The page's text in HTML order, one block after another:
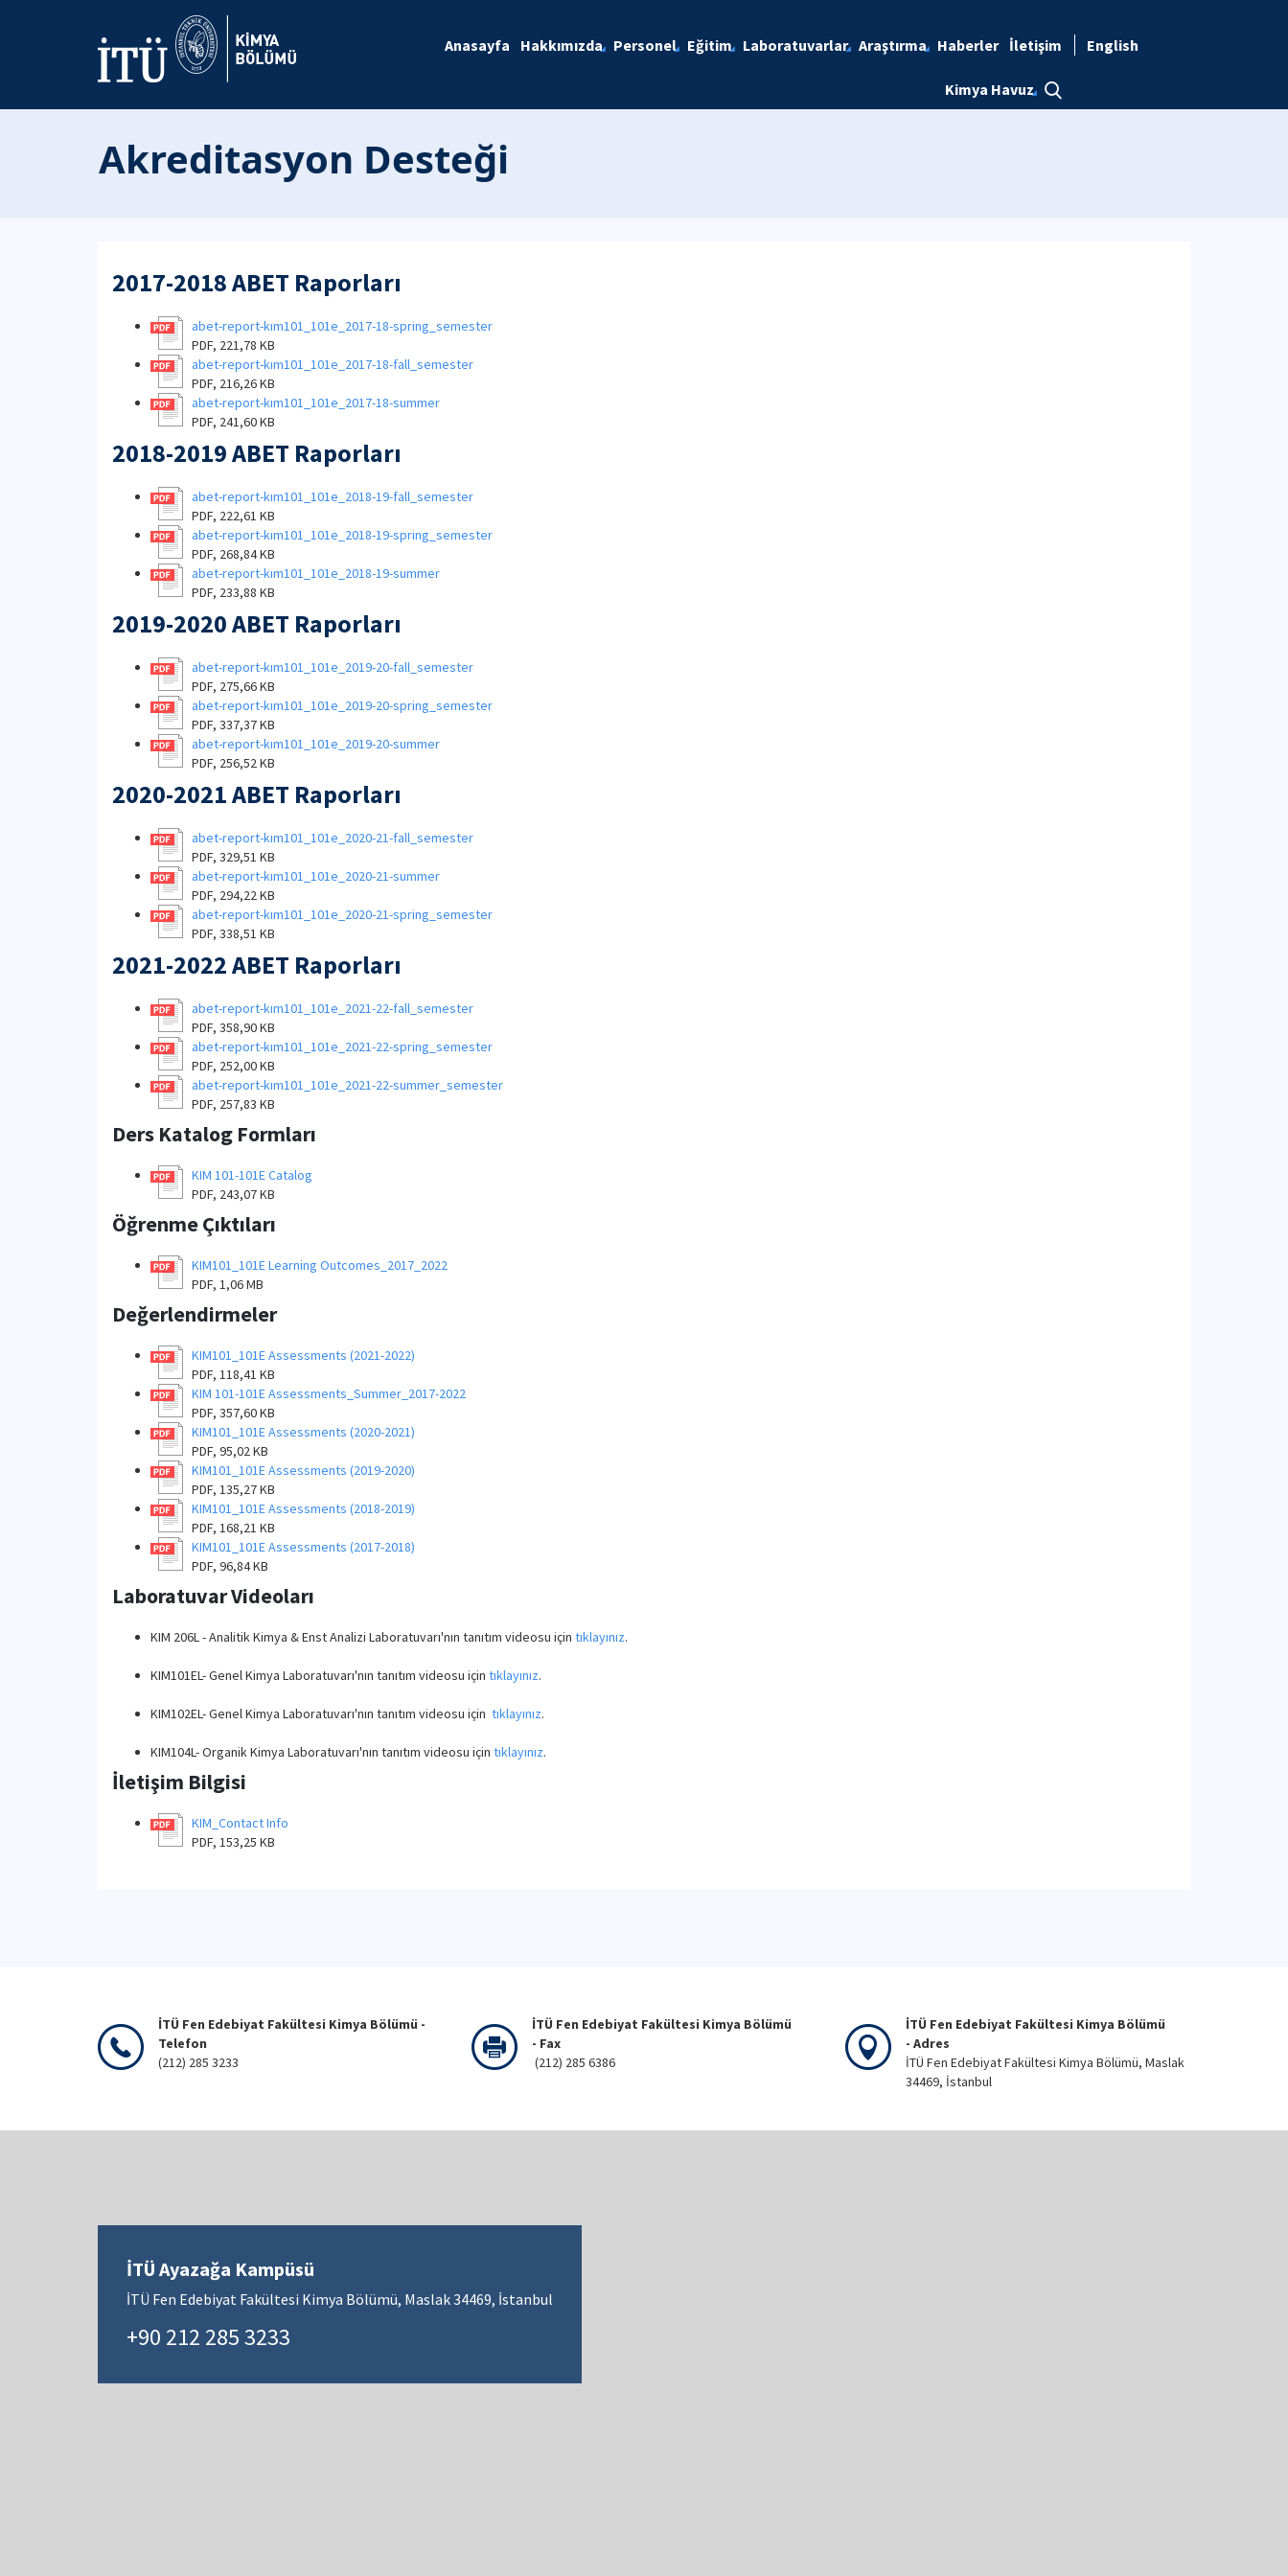
Anasayfa Hakkımızda Personel Eğitim Laboratuvarlar Araştırma Haberler İletişim
Kimya Havuz
English
Akreditasyon Desteği
2017-2018 ABET Raporları
abet-report-kım101_101e_2017-18-spring_semester
PDF, 221,78 KB
abet-report-kım101_101e_2017-18-fall_semester
PDF, 216,26 KB
abet-report-kım101_101e_2017-18-summer
PDF, 241,60 KB
2018-2019 ABET Raporları
abet-report-kım101_101e_2018-19-fall_semester
PDF, 222,61 KB
abet-report-kım101_101e_2018-19-spring_semester
PDF, 268,84 KB
abet-report-kım101_101e_2018-19-summer
PDF, 233,88 KB
2019-2020 ABET Raporları
abet-report-kım101_101e_2019-20-fall_semester
PDF, 275,66 KB
abet-report-kım101_101e_2019-20-spring_semester
PDF, 337,37 KB
abet-report-kım101_101e_2019-20-summer
PDF, 256,52 KB
2020-2021 ABET Raporları
abet-report-kım101_101e_2020-21-fall_semester
PDF, 329,51 KB
abet-report-kım101_101e_2020-21-summer
PDF, 294,22 KB
abet-report-kım101_101e_2020-21-spring_semester
PDF, 338,51 KB
2021-2022 ABET Raporları
abet-report-kım101_101e_2021-22-fall_semester
PDF, 358,90 KB
abet-report-kım101_101e_2021-22-spring_semester
PDF, 252,00 KB
abet-report-kım101_101e_2021-22-summer_semester
PDF, 257,83 KB
Ders Katalog Formları
KIM 101-101E Catalog
PDF, 243,07 KB
Öğrenme Çıktıları
KIM101_101E Learning Outcomes_2017_2022
PDF, 1,06 MB
Değerlendirmeler
KIM101_101E Assessments (2021-2022)
PDF, 118,41 KB
KIM 101-101E Assessments_Summer_2017-2022
PDF, 357,60 KB
KIM101_101E Assessments (2020-2021)
PDF, 95,02 KB
KIM101_101E Assessments (2019-2020)
PDF, 135,27 KB
KIM101_101E Assessments (2018-2019)
PDF, 168,21 KB
KIM101_101E Assessments (2017-2018)
PDF, 96,84 KB
Laboratuvar Videoları
KIM 206L - Analitik Kimya & Enst Analizi Laboratuvarı'nın tanıtım videosu için tıklayınız.
KIM101EL- Genel Kimya Laboratuvarı'nın tanıtım videosu için tıklayınız.
KIM102EL- Genel Kimya Laboratuvarı'nın tanıtım videosu için tıklayınız.
KIM104L- Organik Kimya Laboratuvarı'nın tanıtım videosu için tıklayınız.
İletişim Bilgisi
KIM_Contact Info
PDF, 153,25 KB
İTÜ Fen Edebiyat Fakültesi Kimya Bölümü -
Telefon
(212) 285 3233
İTÜ Fen Edebiyat Fakültesi Kimya Bölümü
- Fax
(212) 285 6386
İTÜ Fen Edebiyat Fakültesi Kimya Bölümü
- Adres
İTÜ Fen Edebiyat Fakültesi Kimya Bölümü, Maslak
34469, İstanbul
İTÜ Ayazağa Kampüsü
İTÜ Fen Edebiyat Fakültesi Kimya Bölümü, Maslak 34469, İstanbul
+90 212 285 3233